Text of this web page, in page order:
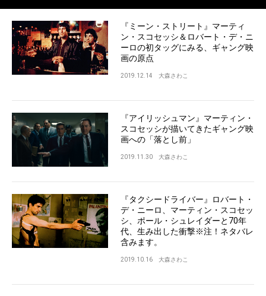
『ミーン・ストリート』マーティ
ン・スコセッシ＆ロバート・デ・ニ
ーロの初タッグにみる、ギャング映
画の原点
2019.12.14 大森さわこ
『アイリッシュマン』マーティン・
スコセッシが描いてきたギャング映
画への「落とし前」
2019.11.30 大森さわこ
『タクシードライバー』ロバート・
デ・ニーロ、マーティン・スコセッ
シ、ポール・シュレイダーと70年
代、生み出した衝撃※注！ネタバレ
含みます。
2019.10.16 大森さわこ